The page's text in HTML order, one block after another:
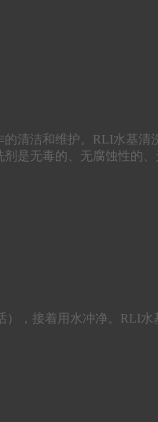
清洁和维护。RLI水基清
是无毒的、无腐蚀性的
，接着用水冲净。RLI水